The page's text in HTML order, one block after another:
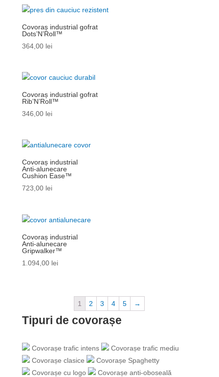
Covoraș industrial gofrat
Dots’N’Roll™
364,00 lei
Covoraș industrial gofrat
Rib’N’Roll™
346,00 lei
Covoraș industrial
Anti-alunecare
Cushion Ease™
723,00 lei
Covoraș industrial
Anti-alunecare
Gripwalker™
1.094,00 lei
1 2 3 4 5 →
Tipuri de covorașe
Covorașe trafic intens
Covorașe trafic mediu
Covorașe clasice
Covorașe Spaghetty
Covorașe cu logo
Covorașe anti-oboseală